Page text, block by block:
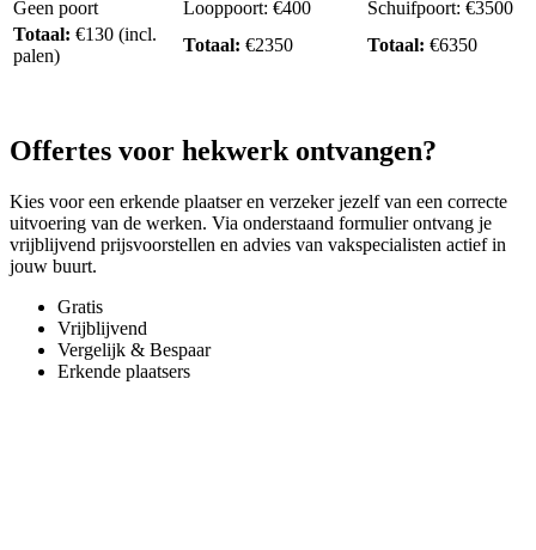
Geen poort
Looppoort: €400
Schuifpoort: €3500
Totaal: €130 (incl.
palen)
Totaal: €2350 Totaal: €6350
Offertes voor hekwerk ontvangen?
Kies voor een erkende plaatser en verzeker jezelf van een correcte
uitvoering van de werken. Via onderstaand formulier ontvang je
vrijblijvend prijsvoorstellen en advies van vakspecialisten actief in
jouw buurt.
Gratis
Vrijblijvend
Vergelijk & Bespaar
Erkende plaatsers